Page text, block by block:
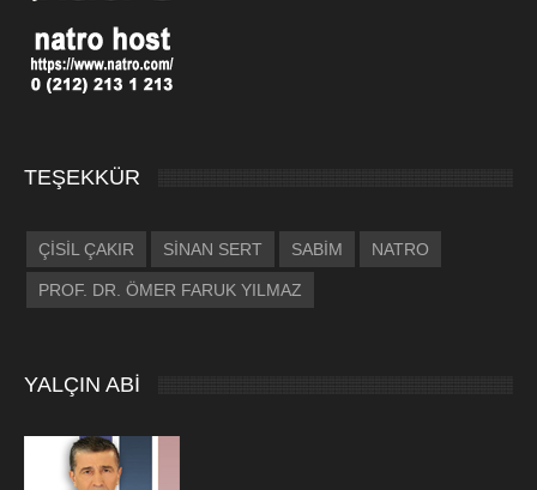
TEŞEKKÜR
ÇİSİL ÇAKIR SİNAN SERT SABİM NATRO
PROF. DR. ÖMER FARUK YILMAZ
YALÇIN ABİ